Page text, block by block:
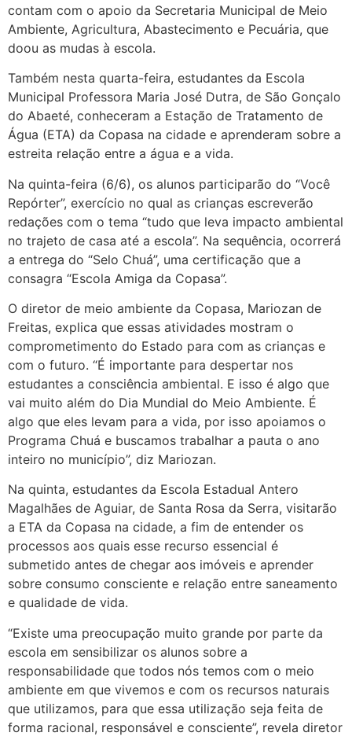
contam com o apoio da Secretaria Municipal de Meio
Ambiente, Agricultura, Abastecimento e Pecuária, que
doou as mudas à escola.
Também nesta quarta-feira, estudantes da Escola
Municipal Professora Maria José Dutra, de São Gonçalo
do Abaeté, conheceram a Estação de Tratamento de
Água (ETA) da Copasa na cidade e aprenderam sobre a
estreita relação entre a água e a vida.
Na quinta-feira (6/6), os alunos participarão do “Você
Repórter”, exercício no qual as crianças escreverão
redações com o tema “tudo que leva impacto ambiental
no trajeto de casa até a escola”. Na sequência, ocorrerá
a entrega do “Selo Chuá”, uma certificação que a
consagra “Escola Amiga da Copasa”.
O diretor de meio ambiente da Copasa, Mariozan de
Freitas, explica que essas atividades mostram o
comprometimento do Estado para com as crianças e
com o futuro. “É importante para despertar nos
estudantes a consciência ambiental. E isso é algo que
vai muito além do Dia Mundial do Meio Ambiente. É
algo que eles levam para a vida, por isso apoiamos o
Programa Chuá e buscamos trabalhar a pauta o ano
inteiro no município”, diz Mariozan.
Na quinta, estudantes da Escola Estadual Antero
Magalhães de Aguiar, de Santa Rosa da Serra, visitarão
a ETA da Copasa na cidade, a fim de entender os
processos aos quais esse recurso essencial é
submetido antes de chegar aos imóveis e aprender
sobre consumo consciente e relação entre saneamento
e qualidade de vida.
“Existe uma preocupação muito grande por parte da
escola em sensibilizar os alunos sobre a
responsabilidade que todos nós temos com o meio
ambiente em que vivemos e com os recursos naturais
que utilizamos, para que essa utilização seja feita de
forma racional, responsável e consciente”, revela diretor